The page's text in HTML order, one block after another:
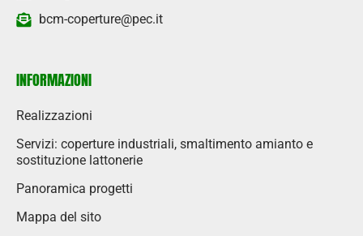
bcm-coperture@pec.it
INFORMAZIONI
Realizzazioni
Servizi: coperture industriali, smaltimento amianto e
sostituzione lattonerie
Panoramica progetti
Mappa del sito